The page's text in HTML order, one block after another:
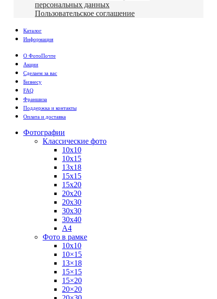
персональных данных
Пользовательское соглашение
Каталог
Информация
О ФотоПочте
Акции
Сделаем за вас
Бизнесу
FAQ
Франшиза
Поддержка и контакты
Оплата и доставка
Фотографии
Классические фото
10х10
10х15
13х18
15х15
15х20
20х20
20х30
30х30
30х40
А4
Фото в рамке
10х10
10×15
13×18
15×15
15×20
20×20